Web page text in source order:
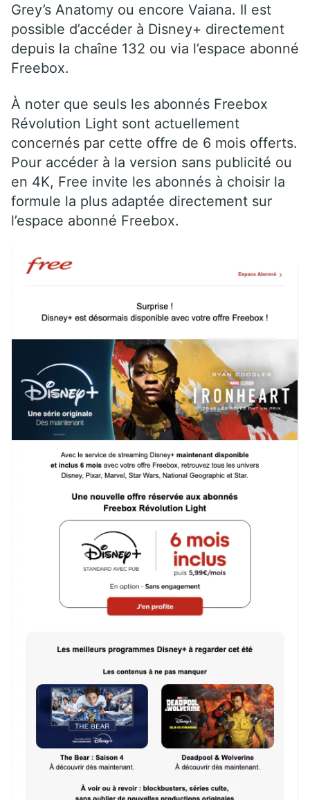
Grey’s Anatomy ou encore Vaiana. Il est
possible d’accéder à Disney+ directement
depuis la chaîne 132 ou via l’espace abonné
Freebox.
À noter que seuls les abonnés Freebox
Révolution Light sont actuellement
concernés par cette offre de 6 mois offerts.
Pour accéder à la version sans publicité ou
en 4K, Free invite les abonnés à choisir la
formule la plus adaptée directement sur
l’espace abonné Freebox.